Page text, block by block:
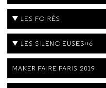
LES FOIRÉS
LES SILENCIEUSES#6
MAKER FAIRE PARIS 2019